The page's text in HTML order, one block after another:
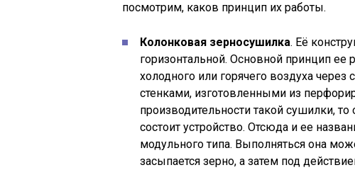
посмотрим, каков принцип их работы.
Колонковая зерносушилка. Её
горизонтальной. Основной принцип ее
холодного или горячего воздуха
стенками, изготовленными из
производительности такой сушилки,
состоит устройство. Отсюда и ее
модульного типа. Выполняться она
засыпается зерно, а затем под